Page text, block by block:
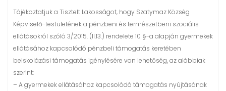
Tájékoztatjuk a Tisztelt Lakosságot, hogy Szatymaz Község
Képviselő-testületének a pénzbeni és természetbeni szociális
ellátásokról szóló 3/2015. (II.13.) rendelete 10 §-a alapján gyermekek
ellátásához kapcsolódó pénzbeli támogatás keretében
beiskolázási támogatás igénylésére van lehetőség, az alábbiak
szerint:
– A gyermekek ellátásához kapcsolódó támogatás nyújtásának